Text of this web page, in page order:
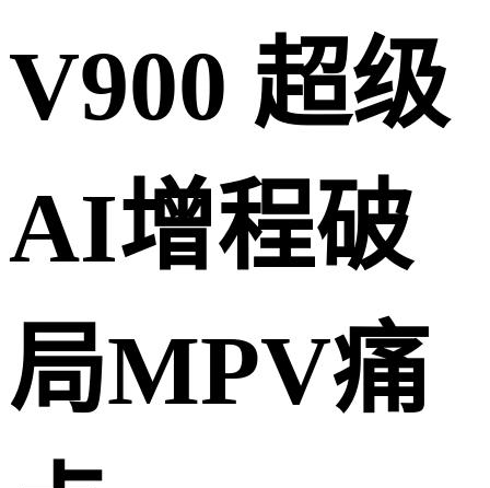
V900 超级
AI增程破
局MPV痛